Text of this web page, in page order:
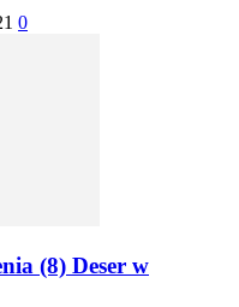
0
(8) Deser w